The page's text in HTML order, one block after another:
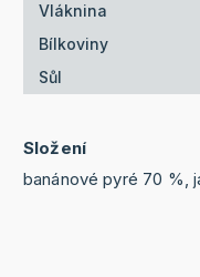
Vláknina
Bílkoviny
Sůl
Složení
banánové pyré 70 %,